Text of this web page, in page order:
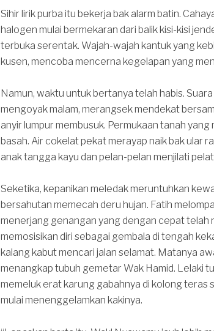
Sihir lirik purba itu bekerja bak alarm batin.
halogen mulai bermekaran dari balik kisi-kisi
terbuka serentak. Wajah-wajah kantuk yang
kusen, mencoba mencerna kegelapan yang
Namun, waktu untuk bertanya telah habis.
mengoyak malam, merangsek mendekat
anyir lumpur membusuk. Permukaan tanah
basah. Air cokelat pekat merayap naik bak ular
anak tangga kayu dan pelan-pelan menjilati
Seketika, kepanikan meledak meruntuhkan
bersahutan memecah deru hujan. Fatih
menerjang genangan yang dengan cepat telah
memosisikan diri sebagai gembala di tengah
kalang kabut mencari jalan selamat. Matanya
menangkap tubuh gemetar Wak Hamid. Lelaki
memeluk erat karung gabahnya di kolong teras
mulai menenggelamkan kakinya.